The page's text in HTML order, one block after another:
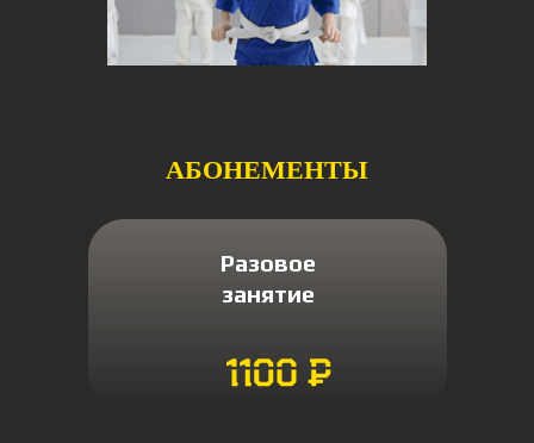
АБОНЕМЕНТЫ
Разовое
занятие